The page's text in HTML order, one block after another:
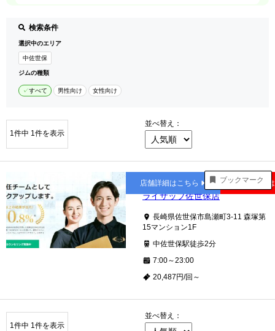
検索条件
選択中のエリア
中佐世保
ジムの種類
すべて 男性向け 女性向け
1件中 1件を表示
並べ替え：
ブックマーク
中佐世保
ライザップ佐世保店
長崎県佐世保市島瀬町3-11 森塚第
15マンション1F
中佐世保駅徒歩2分
7:00～23:00
20,487円/回～
店舗詳細はこちら 公式サイト
1件中 1件を表示
並べ替え：